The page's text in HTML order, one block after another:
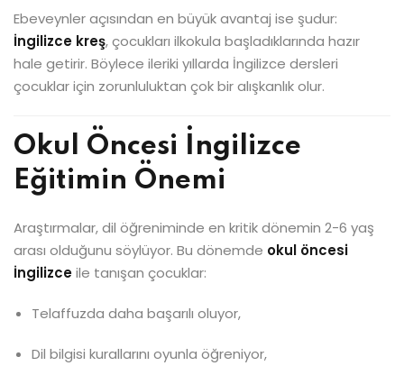
Ebeveynler açısından en büyük avantaj ise şudur:
İngilizce kreş, çocukları ilkokula başladıklarında hazır
hale getirir. Böylece ileriki yıllarda İngilizce dersleri
çocuklar için zorunluluktan çok bir alışkanlık olur.
Okul Öncesi İngilizce
Eğitimin Önemi
Araştırmalar, dil öğreniminde en kritik dönemin 2-6 yaş
arası olduğunu söylüyor. Bu dönemde okul öncesi
İngilizceile tanışan çocuklar:
Telaffuzda daha başarılı oluyor,
Dil bilgisi kurallarını oyunla öğreniyor,